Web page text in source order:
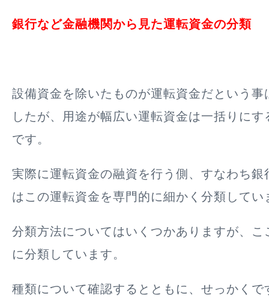
銀行など金融機関から見た運転資金の分類
設備資金を除いたものが運転資金だという事
したが、用途が幅広い運転資金は一括りに
です。
実際に運転資金の融資を行う側、すなわち銀
はこの運転資金を専門的に細かく分類してい
分類方法についてはいくつかありますが、
に分類しています。
種類について確認するとともに、せっかくで